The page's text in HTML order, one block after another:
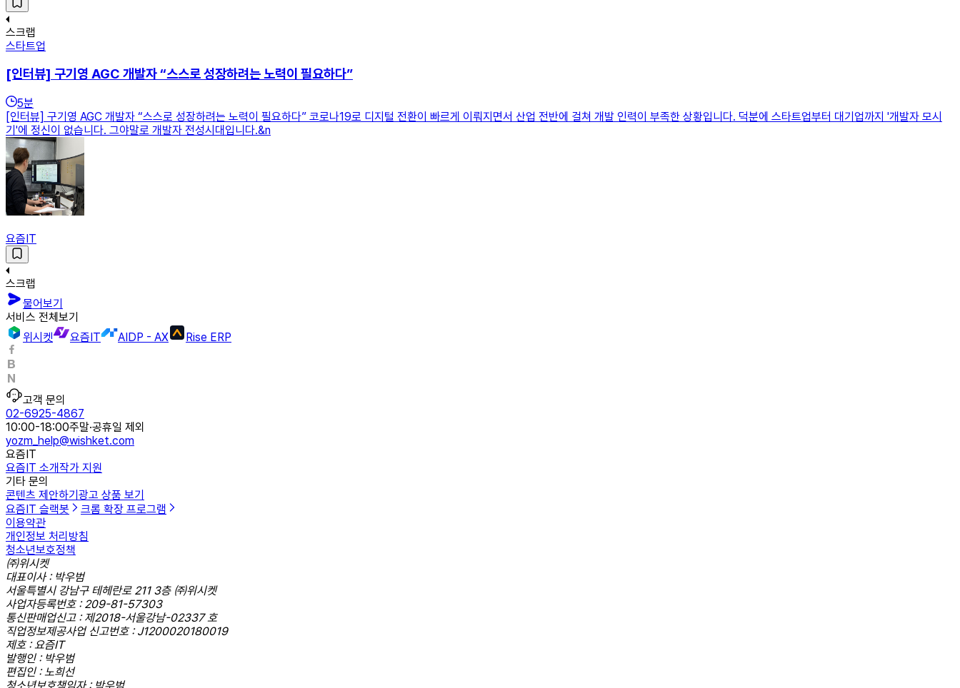
스크랩
스타트업
[인터뷰] 구기영 AGC 개발자 “스스로 성장하려는 노력이 필요하다”
5분
[인터뷰] 구기영 AGC 개발자 “스스로 성장하려는 노력이 필요하다” 코로나19로 디지털 전환이 빠르게 이뤄지면서 산업 전반에 걸쳐 개발 인력이 부족한 상황입니다. 덕분에 스타트업부터 대기업까지 '개발자 모시
기'에 정신이 없습니다. 그야말로 개발자 전성시대입니다.&n
요즘IT
스크랩
물어보기
서비스 전체보기
위시켓
요즘IT AIDP - AX Rise ERP
고객 문의
02-6925-4867
10:00-18:00주말·공휴일 제외
yozm_help@wishket.com
요즘IT
요즘IT 소개작가 지원
기타 문의
콘텐츠 제안하기 광고 상품 보기
요즘IT 슬랙봇
크롬 확장 프로그램
이용약관
개인정보 처리방침
청소년보호정책
㈜위시켓
대표이사 : 박우범
서울특별시 강남구 테헤란로 211 3층 ㈜위시켓
사업자등록번호 : 209-81-57303
통신판매업신고 : 제2018-서울강남-02337 호
직업정보제공사업 신고번호 : J1200020180019
제호 : 요즘IT
발행인 : 박우범
편집인 : 노희선